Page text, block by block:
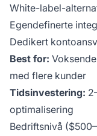
White-label-
Egendefinerte
Dedikert
Best for:
med flere kunder
Tidsinvestering:
optimalisering
Bedriftsnivå